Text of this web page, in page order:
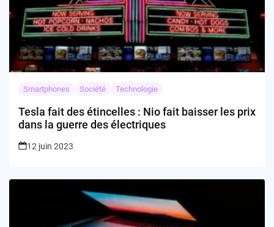
Smartphones Société Technologie
Tesla fait des étincelles : Nio fait baisser les prix
dans la guerre des électriques
12 juin 2023